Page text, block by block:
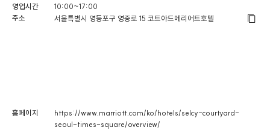
영업시간
10:00~17:00
주소
서울특별시 영등포구 영중로 15 코트야드메리어트호텔
홈페이지
https://www.marriott.com/ko/hotels/selcy-courtyard-
seoul-times-square/overview/